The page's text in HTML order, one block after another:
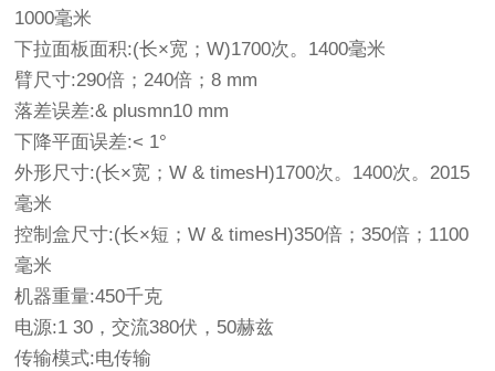
1000毫米
下拉面板面积:(长×宽；W)1700次。1400毫米
臂尺寸:290倍；240倍；8 mm
落差误差:& plusmn10 mm
下降平面误差:< 1°
外形尺寸:(长×宽；W & timesH)1700次。1400次。2015
毫米
控制盒尺寸:(长×短；W & timesH)350倍；350倍；1100
毫米
机器重量:450千克
电源:1 30，交流380伏，50赫兹
传输模式:电传输